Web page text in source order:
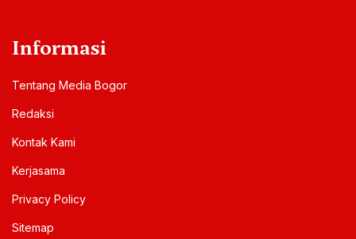
Informasi
Tentang Media Bogor
Redaksi
Kontak Kami
Kerjasama
Privacy Policy
Sitemap